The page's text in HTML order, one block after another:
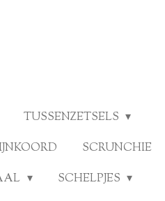
TUSSENZETSELS
SCRUNCHIE
SCHELPJES